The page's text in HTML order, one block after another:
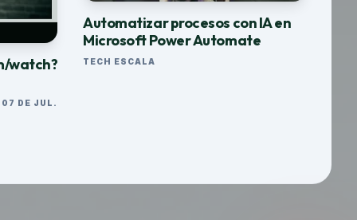
watch?
07 DE JUL.
Automatizar procesos con IA en
Microsoft Power Automate
TECH ESCALA